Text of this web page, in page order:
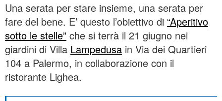
Una serata per stare insieme, una serata per
fare del bene. E’ questo l’obiettivo di “Aperitivo
sotto le stelle” che si terrà il 21 giugno nei
giardini di Villa Lampedusa in Via dei Quartieri
104 a Palermo, in collaborazione con il
ristorante Lighea.